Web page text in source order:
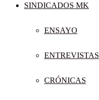
SINDICADOS MK
ENSAYO
ENTREVISTAS
CRÓNICAS